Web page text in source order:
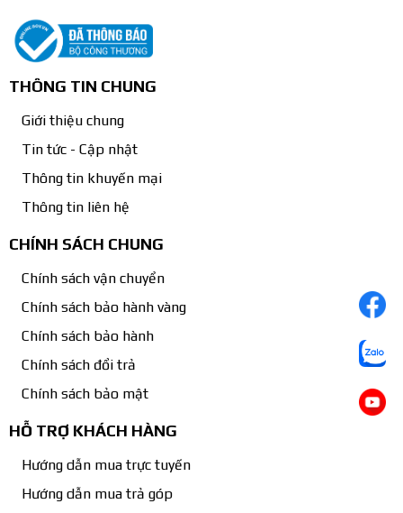
THÔNG TIN CHUNG
Giới thiệu chung
Tin tức - Cập nhật
Thông tin khuyến mại
Thông tin liên hệ
CHÍNH SÁCH CHUNG
Chính sách vận chuyển
Chính sách bảo hành vàng
Chính sách bảo hành
Chính sách đổi trả
Chính sách bảo mật
HỖ TRỢ KHÁCH HÀNG
Hướng dẫn mua trực tuyến
Hướng dẫn mua trả góp